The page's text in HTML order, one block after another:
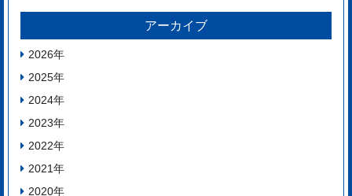
アーカイブ
2026年
2025年
2024年
2023年
2022年
2021年
2020年